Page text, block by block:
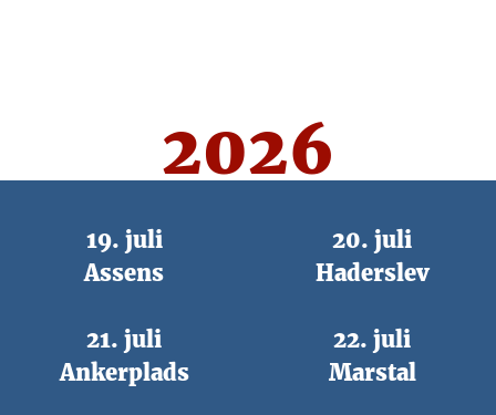
2026
19. juli
Assens
20. juli
Haderslev
21. juli
Ankerplads
22. juli
Marstal